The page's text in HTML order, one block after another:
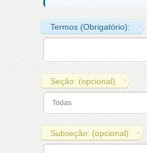
Termos (Obrigatório):
Seção: (opcional)
Subseção: (opcional)